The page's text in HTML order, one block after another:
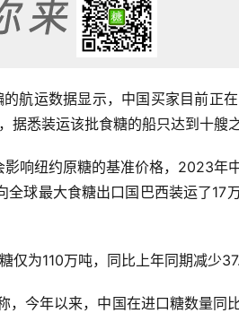
航运数据显示，中国买家目前正
悉装运该批食糖的船只达到十艘之
响纽约原糖的基准价格，2023年
球最大食糖出口国巴西装运了17
为110万吨，同比上年同期减少
今年以来，中国在进口糖数量同